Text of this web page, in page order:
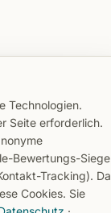
Technologien.
Seite erforderlich.
Bewertungs-
Tracking).
Cookies. Sie